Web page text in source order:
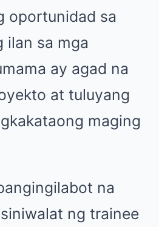
oportunidad sa
ilan sa mga
ay agad na
at tuluyang
maging
na
ng trainee